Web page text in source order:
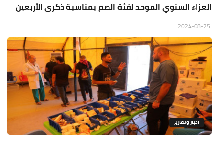
العزاء السنوي الموحد لفئة الصم بمناسبة ذكرى الأربعين
اخبار وتقارير